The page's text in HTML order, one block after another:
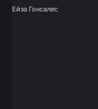
Ейза Гонсалес